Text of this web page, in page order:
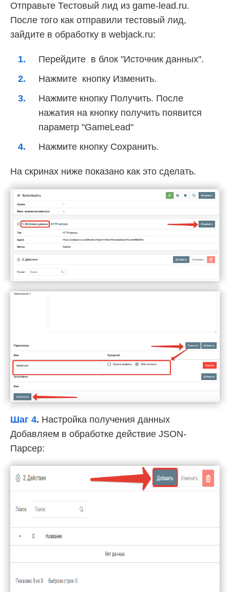
Отправьте Тестовый лид из game-lead.ru.
После того как отправили тестовый лид,
зайдите в обработку в webjack.ru:
Перейдите в блок "Источник данных".
Нажмите кнопку Изменить.
Нажмите кнопку Получить. После
нажатия на кнопку получить появится
параметр "GameLead"
Нажмите кнопку Сохранить.
На скринах ниже показано как это сделать.
Шаг 4. Настройка получения данных
Добавляем в обработке действие JSON-
Парсер: